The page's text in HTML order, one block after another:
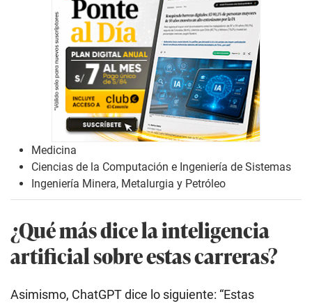
Medicina
Ciencias de la Computación e Ingeniería de Sistemas
Ingeniería Minera, Metalurgia y Petróleo
¿Qué más dice la inteligencia
artificial sobre estas carreras?
Asimismo, ChatGPT dice lo siguiente: “Estas